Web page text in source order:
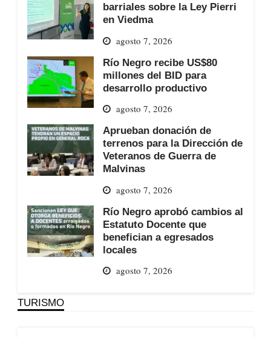
barriales sobre la Ley Pierri
en Viedma
agosto 7, 2026
Río Negro recibe US$80
millones del BID para
desarrollo productivo
agosto 7, 2026
Aprueban donación de
terrenos para la Dirección de
Veteranos de Guerra de
Malvinas
agosto 7, 2026
Río Negro aprobó cambios al
Estatuto Docente que
benefician a egresados
locales
agosto 7, 2026
TURISMO